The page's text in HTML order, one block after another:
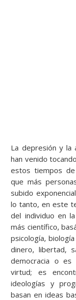
La depresión y la
han venido
estos tiempos de
que más
subido
lo tanto, en este
del individuo en
más científico,
psicología,
dinero, libertad,
democracia o es
virtud; es
ideologías y
basan en ideas